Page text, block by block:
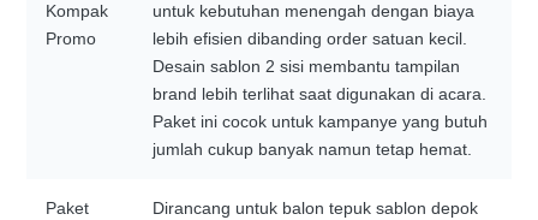
Kompak
Promo
untuk kebutuhan menengah dengan biaya
lebih efisien dibanding order satuan kecil.
Desain sablon 2 sisi membantu tampilan
brand lebih terlihat saat digunakan di acara.
Paket ini cocok untuk kampanye yang butuh
jumlah cukup banyak namun tetap hemat.
Paket
Dirancang untuk balon tepuk sablon depok